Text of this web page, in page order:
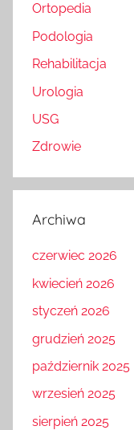
Ortopedia
Podologia
Rehabilitacja
Urologia
USG
Zdrowie
Archiwa
czerwiec 2026
kwiecień 2026
styczeń 2026
grudzień 2025
październik 2025
wrzesień 2025
sierpień 2025